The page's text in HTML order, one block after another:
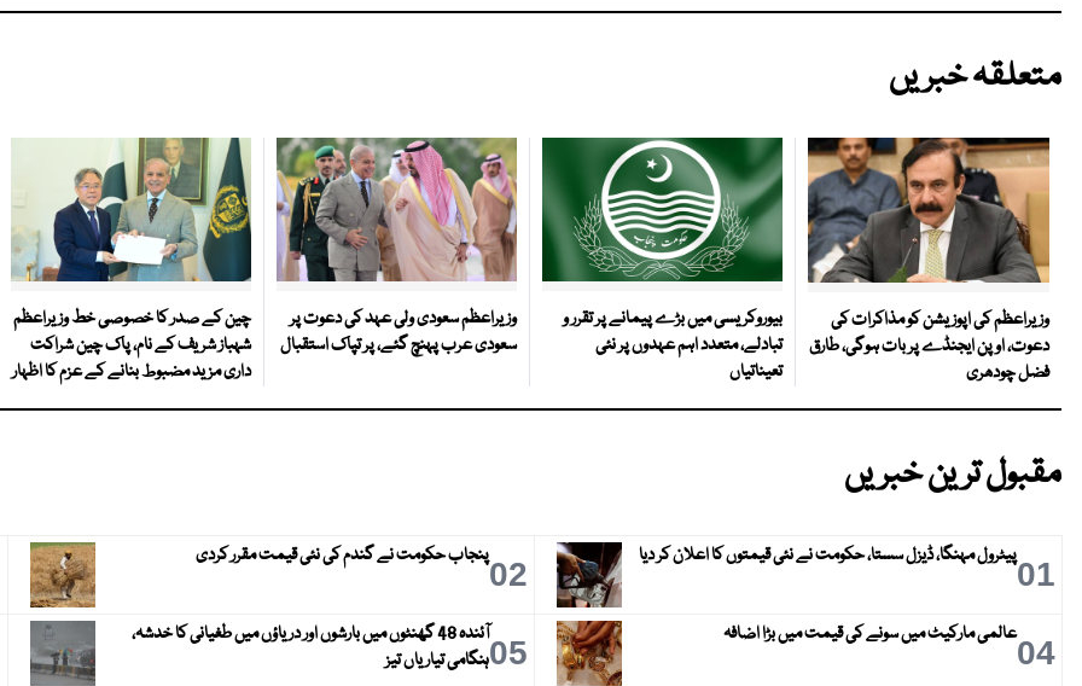
متعلقہ خبریں
وزیراعظم کی اپوزیشن کو مذاکرات کی
دعوت، اوپن ایجنڈے پر بات ہوگی، طارق
فضل چودھری
بیوروکریسی میں بڑے پیمانے پر تقرر و
تبادلے، متعدد اہم عہدوں پر نئی
تعیناتیاں
وزیراعظم سعودی ولی عہد کی دعوت پر
سعودی عرب پہنچ گئے، پر تپاک استقبال
چین کے صدر کا خصوصی خط وزیراعظم
شہباز شریف کے نام، پاک چین شراکت
داری مزید مضبوط بنانے کے عزم کا اظہار
مقبول ترین خبریں
01پیٹرول مہنگا، ڈیزل سستا، حکومت نے نئی قیمتوں کا اعلان کر دیا 02پنجاب حکومت نے گندم کی نئی قیمت مقرر کردی
04عالمی مارکیٹ میں سونے کی قیمت میں بڑا اضافہ 05
آئندہ 48 گھنٹوں میں بارشوں اور دریاؤں میں طغیانی کا خدشہ،
ہنگامی تیاریاں تیز